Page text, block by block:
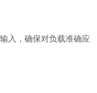
入，确保对负载准确应